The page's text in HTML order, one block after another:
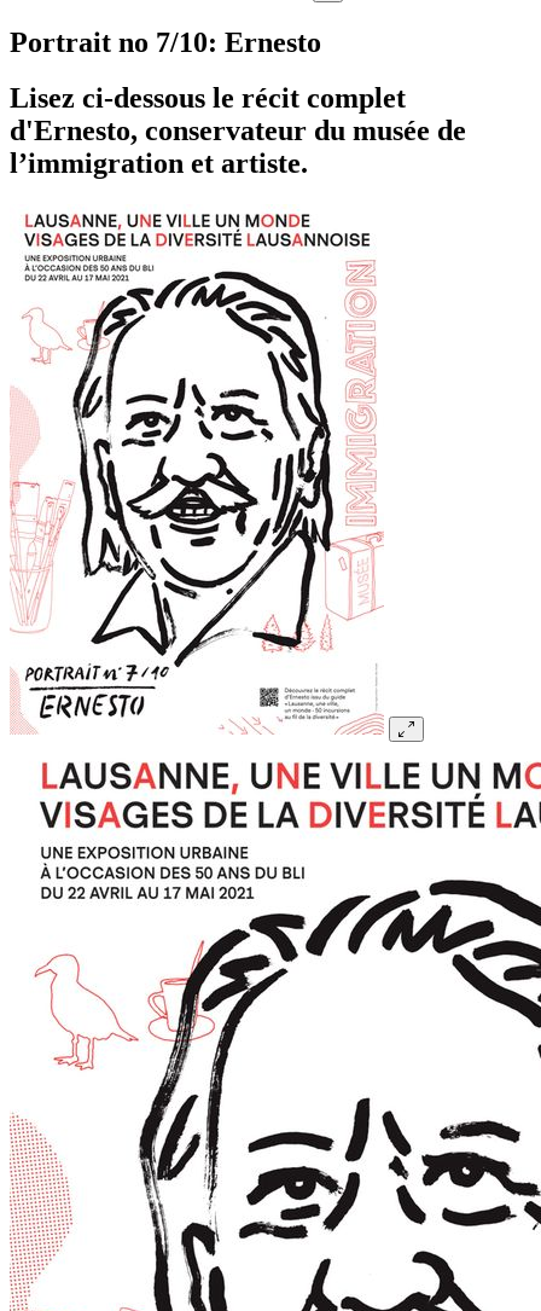
Portrait no 7/10: Ernesto
Lisez ci-dessous le récit complet
d'Ernesto, conservateur du musée de
l’immigration et artiste.